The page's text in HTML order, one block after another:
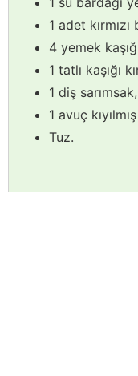
1 adet kırmızı
4 yemek
1 tatlı kaşığı
1 diş sarımsak,
1 avuç
Tuz.